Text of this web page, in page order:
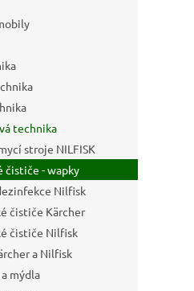
technika
stroje NILFISK
čističe - wapky
Nilfisk
čističe Kärcher
čističe Nilfisk
a Nilfisk
mýdla